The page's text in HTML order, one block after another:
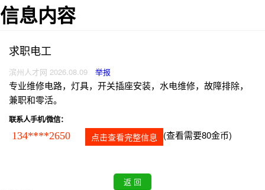
信息内容
求职电工
滨州人才网 2026.08.09 举报
专业维修电路，灯具，开关插座安装，水电维修，故障排除，
兼职和零活。
联系人手机/微信：
134****2650 点击查看完整信息 (查看需要80金币)